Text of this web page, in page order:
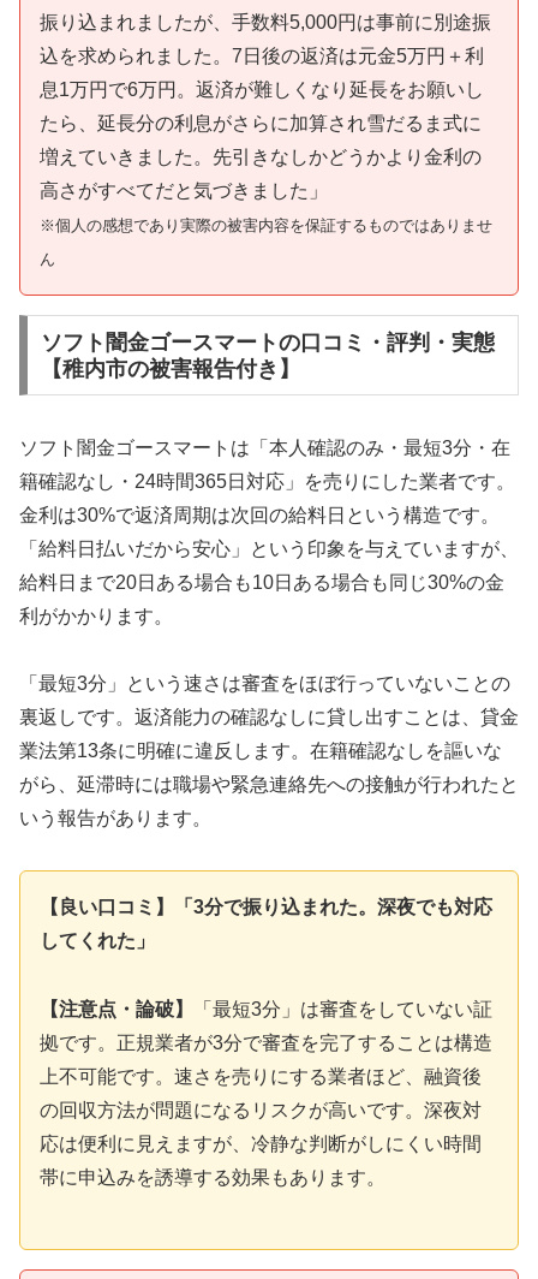
振り込まれましたが、手数料5,000円は事前に別途振
込を求められました。7日後の返済は元金5万円＋利
息1万円で6万円。返済が難しくなり延長をお願いし
たら、延長分の利息がさらに加算され雪だるま式に
増えていきました。先引きなしかどうかより金利の
高さがすべてだと気づきました」
※個人の感想であり実際の被害内容を保証するものではありませ
ん
ソフト闇金ゴースマートの口コミ・評判・実態
【稚内市の被害報告付き】
ソフト闇金ゴースマートは「本人確認のみ・最短3分・在
籍確認なし・24時間365日対応」を売りにした業者です。
金利は30%で返済周期は次回の給料日という構造です。
「給料日払いだから安心」という印象を与えていますが、
給料日まで20日ある場合も10日ある場合も同じ30%の金
利がかかります。
「最短3分」という速さは審査をほぼ行っていないことの
裏返しです。返済能力の確認なしに貸し出すことは、貸金
業法第13条に明確に違反します。在籍確認なしを謳いな
がら、延滞時には職場や緊急連絡先への接触が行われたと
いう報告があります。
【良い口コミ】「3分で振り込まれた。深夜でも対応
してくれた」
【注意点・論破】
「最短3分」は審査をしていない証
拠です。正規業者が3分で審査を完了することは構造
上不可能です。速さを売りにする業者ほど、融資後
の回収方法が問題になるリスクが高いです。深夜対
応は便利に見えますが、冷静な判断がしにくい時間
帯に申込みを誘導する効果もあります。